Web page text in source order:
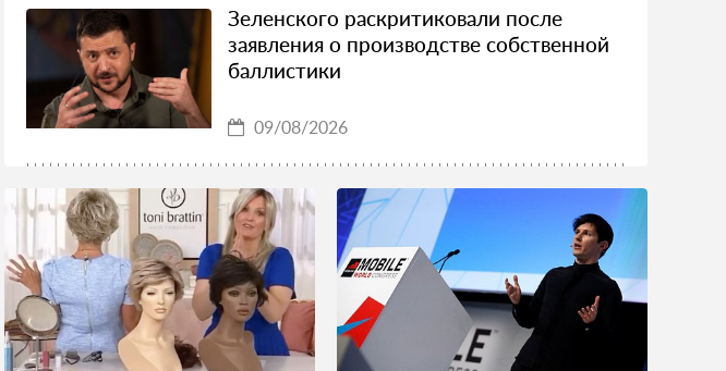
Зеленского раскритиковали после
заявления о производстве собственной
баллистики
09/08/2026